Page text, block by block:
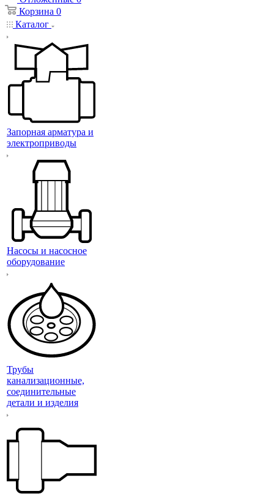
Корзина 0
Каталог
Запорная арматура и
электроприводы
Насосы и насосное
оборудование
Трубы
канализационные,
соединительные
детали и изделия